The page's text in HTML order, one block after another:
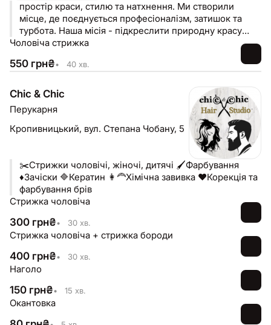
простір краси, стилю та натхнення. Ми створили
місце, де поєднується професіоналізм, затишок та
турбота. Наша місія - підкреслити природну красу
кожної людини та подарувати відчуття гармонії,
можете розслабитись та довіритись майстру.
Чоловіча стрижка
550 грн₴• 40 хв.
Chiс & Chiс
Перукарня
Кропивницький, вул. Степана Чобану, 5
✂️Стрижки чоловічі, жіночі, дитячі 🖌️Фарбування
♦️Зачіски 🔷Кератин 👩‍🦰Хімічна завивка ♥️Корекція та
фарбування брів
Стрижка чоловіча
300 грн₴• 30 хв.
Стрижка чоловіча + стрижка бороди
400 грн₴• 30 хв.
Наголо
150 грн₴• 15 хв.
Окантовка